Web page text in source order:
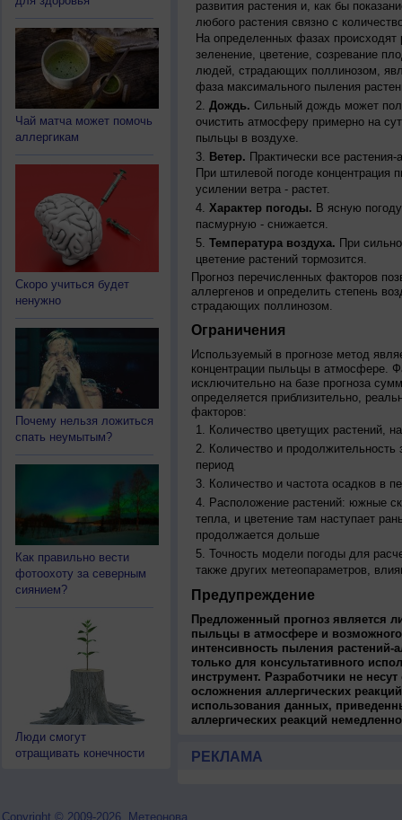
Чай матча может помочь
аллергикам
Скоро учиться будет
ненужно
Почему нельзя ложиться
спать неумытым?
Как правильно вести
фотоохоту за северным
сиянием?
Люди смогут
отращивать конечности
развития растения и, как бы
любого растения связно с
На определенных фазах происходят
зеленение, цветение, созревание
людей, страдающих поллинозом,
фаза максимального пыления
Дождь. Сильный дождь может
очистить атмосферу примерно на
пыльцы в воздухе.
Ветер. Практически все
При штилевой погоде
усилении ветра - растет.
Характер погоды. В ясную
пасмурную - снижается.
Температура воздуха. При
цветение растений тормозится.
Прогноз перечисленных факторов
аллергенов и определить степень
страдающих поллинозом.
Ограничения
Используемый в прогнозе метод
концентрации пыльцы в атмосфере.
исключительно на базе прогноза
определяется приблизительно,
факторов:
Количество цветущих растений,
Количество и продолжительность
период
Количество и частота осадков в
Расположение растений: южные
тепла, и цветение там наступает
продолжается дольше
Точность модели погоды для
также других метеопараметров,
Предупреждение
Предложенный прогноз является
пыльцы в атмосфере и
интенсивность пыления растений-
только для консультативного
инструмент. Разработчики не
осложнения аллергических
использования данных,
аллергических реакций
РЕКЛАМА
Copyright © 2009-2026, Метеонова